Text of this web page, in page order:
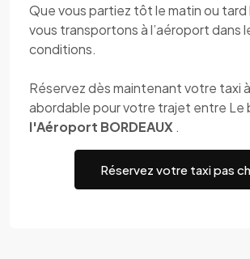
Que vous partiez tôt le matin ou tard
vous transportons à l’aéroport dans
conditions.
Réservez dès maintenant votre taxi
abordable pour votre trajet entre Le
l'Aéroport BORDEAUX .
Réservez votre taxi pas